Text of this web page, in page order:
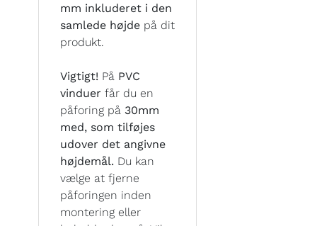
mm inkluderet i den
samlede højde på dit
produkt.
Vigtigt! På PVC
vinduer får du en
påforing på 30mm
med, som tilføjes
udover det angivne
højdemål. Du kan
vælge at fjerne
påforingen inden
montering eller